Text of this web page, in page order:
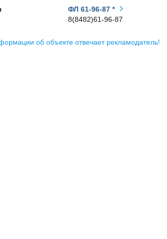
ФЛ 61-96-87 *
8(8482)61-96-87
об объекте отвечает рекламодатель!